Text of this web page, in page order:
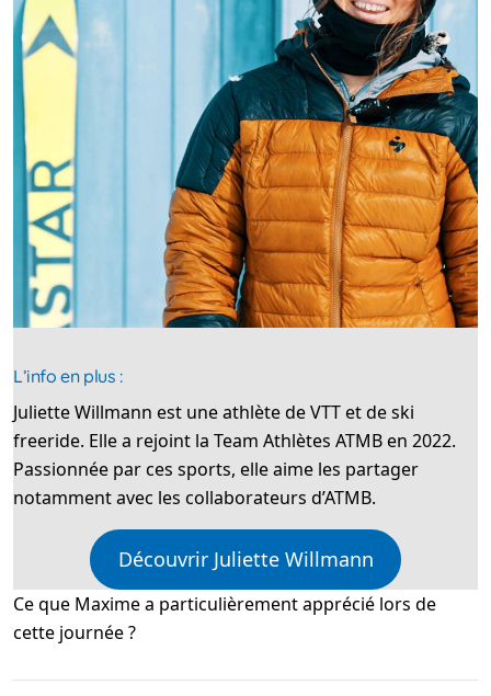
L’info en plus :
Juliette Willmann est une athlète de VTT et de ski
freeride. Elle a rejoint la Team Athlètes ATMB en 2022.
Passionnée par ces sports, elle aime les partager
notamment avec les collaborateurs d’ATMB.
Découvrir Juliette Willmann
Ce que Maxime a particulièrement apprécié lors de
cette journée ?